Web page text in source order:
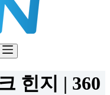
힌지 | 360